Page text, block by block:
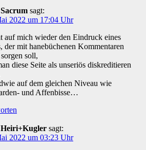
Sacrum sagt:
2022 um 17:04 Uhr
auf mich wieder den Eindruck eines
der mit hanebüchenen Kommentaren
soll,
diese Seite als unseriös diskreditieren
auf dem gleichen Niveau wie
und Affenbisse…
Heiri+Kugler sagt:
2022 um 03:23 Uhr